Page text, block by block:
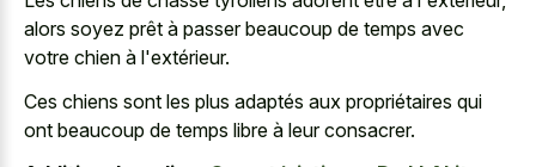
alors soyez prêt à passer beaucoup de temps avec
votre chien à l'extérieur.
Ces chiens sont les plus adaptés aux propriétaires qui
ont beaucoup de temps libre à leur consacrer.